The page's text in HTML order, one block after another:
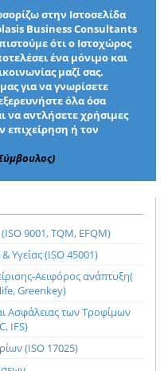
στην Ιστοσελίδα
Business Consultants
ότι ο Ιστοχώρος
ένα μόνιμο και
μαζί σας.
για να γνωρίσετε
όλα όσα
να αντλήσετε χρήσιμες
επιχείρηση ή τον
9001, TQM, EFQM)
Υγείας (ISO 45001)
Αειφόρος ανάπτυξη(
Greenkey)
Ασφάλειας των Τροφίμων
IFS)
(ISO 17025)